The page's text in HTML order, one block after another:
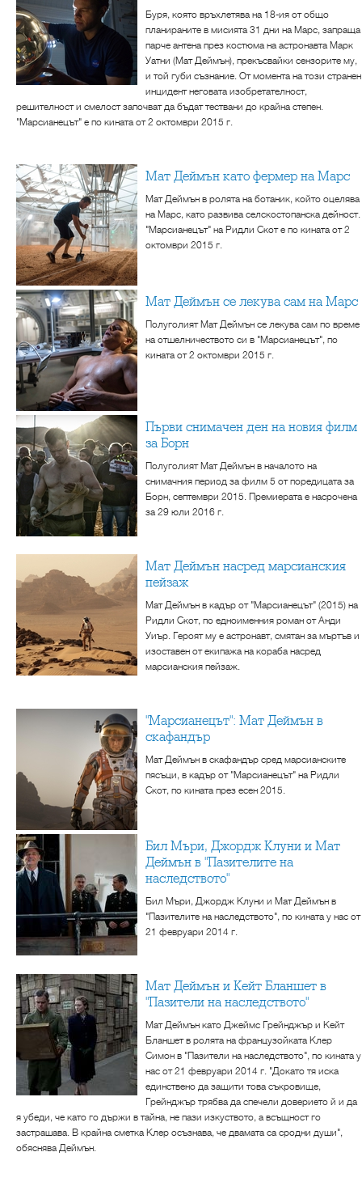
Буря, която връхлетява на 18-ия от общо
планираните в мисията 31 дни на Марс, запраща
парче антена през костюма на астронавта Марк
Уатни (Мат Деймън), прекъсвайки сензорите му,
и той губи съзнание. От момента на този странен
инцидент неговата изобретателност,
решителност и смелост започват да бъдат тествани до крайна степен.
"Марсианецът" е по кината от 2 октомври 2015 г.
Мат Деймън като фермер на Марс
Мат Деймън в ролята на ботаник, който оцелява
на Марс, като развива селскостопанска дейност.
"Марсианецът" на Ридли Скот е по кината от 2
октомври 2015 г.
Мат Деймън се лекува сам на Марс
Полуголият Мат Деймън се лекува сам по време
на отшелничеството си в "Марсианецът", по
кината от 2 октомври 2015 г.
Първи снимачен ден на новия филм
за Борн
Полуголият Мат Деймън в началото на
снимачния период за филм 5 от поредицата за
Борн, септември 2015. Премиерата е насрочена
за 29 юли 2016 г.
Мат Деймън насред марсианския
пейзаж
Мат Деймън в кадър от "Марсианецът" (2015) на
Ридли Скот, по едноименния роман от Анди
Уиър. Героят му е астронавт, смятан за мъртъв и
изоставен от екипажа на кораба насред
марсианския пейзаж.
"Марсианецът": Мат Деймън в
скафандър
Мат Деймън в скафандър сред марсианските
пясъци, в кадър от "Марсианецът" на Ридли
Скот, по кината през есен 2015.
Бил Мъри, Джордж Клуни и Мат
Деймън в "Пазителите на
наследството"
Бил Мъри, Джордж Клуни и Мат Деймън в
"Пазителите на наследството", по кината у нас от
21 февруари 2014 г.
Мат Деймън и Кейт Бланшет в
"Пазители на наследството"
Мат Деймън като Джеймс Грейнджър и Кейт
Бланшет в ролята на французойката Клер
Симон в "Пазители на наследството", по кината у
нас от 21 февруари 2014 г. "Докато тя иска
единствено да защити това съкровище,
Грейнджър трябва да спечели доверието й и да
я убеди, че като го държи в тайна, не пази изкуството, а всъщност го
застрашава. В крайна сметка Клер осъзнава, че двамата са сродни души",
обяснява Деймън.